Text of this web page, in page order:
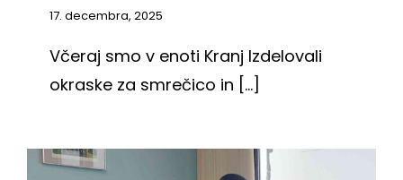
17. decembra, 2025
Včeraj smo v enoti Kranj Izdelovali
okraske za smrečico in [...]